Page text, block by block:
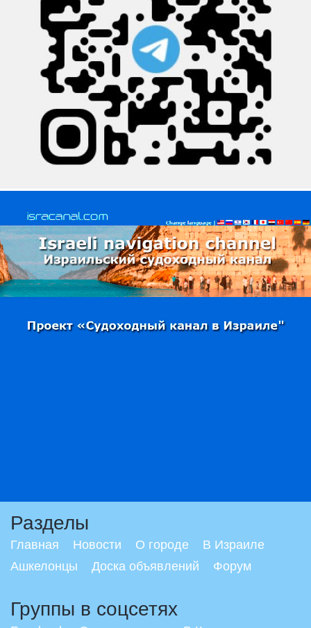
Разделы
Главная Новости О городе
В Израиле
Ашкелонцы
Доска объявлений Форум
Группы в соцсетях